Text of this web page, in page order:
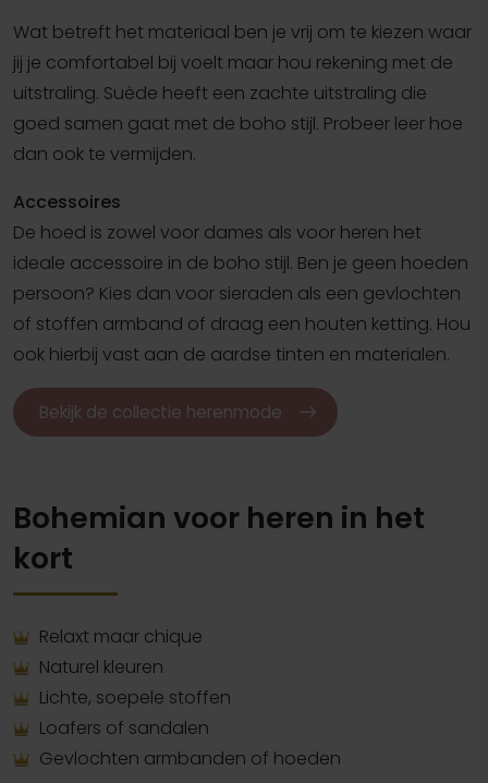
Wat betreft het materiaal ben je vrij om te kiezen waar
jij je comfortabel bij voelt maar hou rekening met de
uitstraling. Suède heeft een zachte uitstraling die
goed samen gaat met de boho stijl. Probeer leer hoe
dan ook te vermijden.
Accessoires
De hoed is zowel voor dames als voor heren het
ideale accessoire in de boho stijl. Ben je geen hoeden
persoon? Kies dan voor sieraden als een gevlochten
of stoffen armband of draag een houten ketting. Hou
ook hierbij vast aan de aardse tinten en materialen.
Bekijk de collectie herenmode
Bohemian voor heren in het
kort
Relaxt maar chique
Naturel kleuren
Lichte, soepele stoffen
Loafers of sandalen
Gevlochten armbanden of hoeden